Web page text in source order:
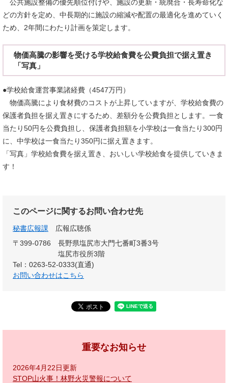
公共施設整備の優先順位付けや、施設の更新・統廃合・長寿命化な
どの方針を定め、中長期的に施設の縮減や配置の最適化を進めていく
ため、2年間にわたり計画を策定します。
物価高騰の影響を受ける学校給食費を公費負担で据え置き
「写真」
●学校給食運営事業諸経費（4547万円）
物価高騰により食材費のコストが上昇していますが、学校給食費の
保護者負担を据え置きにするため、差額分を公費負担とします。一食
当たり50円を公費負担し、保護者負担額を小学校は一食当たり300円
に、中学校は一食当たり350円に据え置きます。
「写真」学校給食費を据え置き、おいしい学校給食を提供していきま
す！
このページに関するお問い合わせ先
秘書広報課
広報広聴係
〒399-0786
長野県塩尻市大門七番町3番3号
塩尻市役所3階
Tel：0263-52-0333(直通)
お問い合わせはこちら
重要なお知らせ
2026年4月22日更新
STOP山火事！林野火災警報について